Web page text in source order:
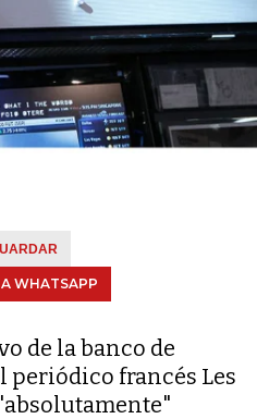
WHATSAPP
de la banco de
francés Les